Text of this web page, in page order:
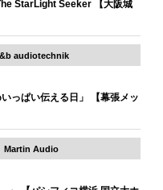
StarLight Seeker 【大阪城
audiotechnik
っぱい伝える日」 【幕張メッ
Martin Audio